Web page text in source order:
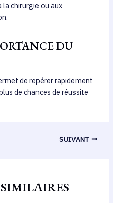
chirurgie ou aux
DU
de repérer rapidement
de chances de réussite
SUIVANT